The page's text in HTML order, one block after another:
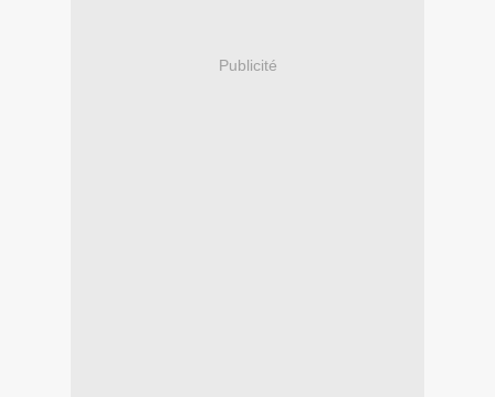
Publicité